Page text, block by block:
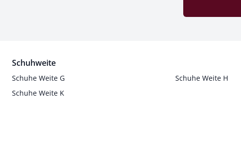
Schuhweite
Schuhe Weite G
Schuhe Weite H
Schuhe Weite K